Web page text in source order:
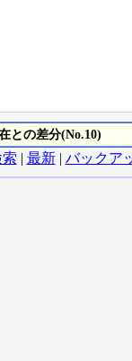
との差分(No.10)
| 最新| バックア